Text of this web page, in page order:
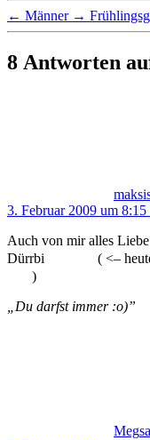
← Männer →
8 Antworten
maksi
3. Februar 2009 um
Auch von mir alles
Dürrbi
( <–
)
„Du darfst immer :o)”
Meg